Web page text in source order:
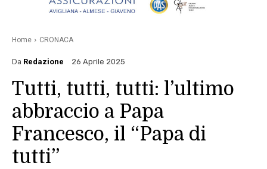
Home CRONACA
Da Redazione 26 Aprile 2025
Tutti, tutti, tutti: l’ultimo
abbraccio a Papa
Francesco, il “Papa di
tutti”